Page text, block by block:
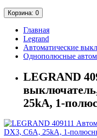
Корзина: 0
Главная
Legrand
Автоматические
Однополюсные
LEGRAND
25kA, 1-